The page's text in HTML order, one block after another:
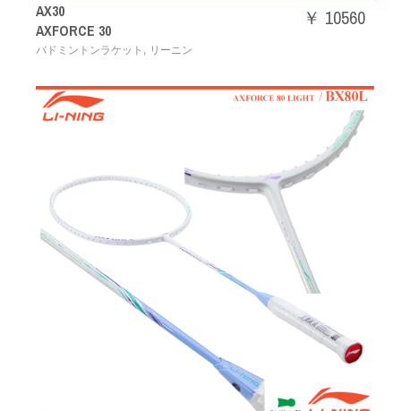
AX30
AXFORCE 30
バドミントンラケット , リーニン
￥ 10560